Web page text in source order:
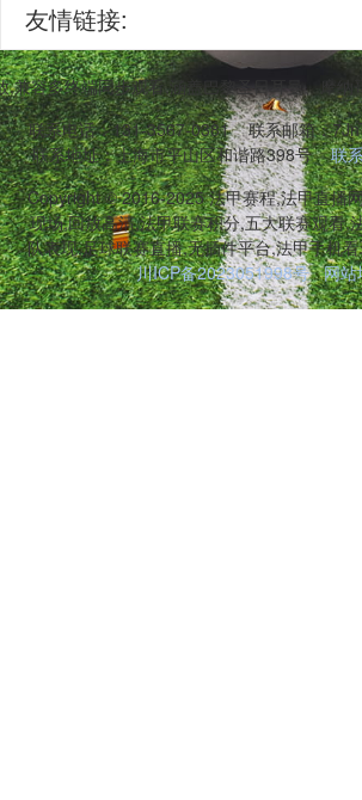
友情链接:
容多终端同步观看,涵盖巴黎圣日耳曼、
联系电话：131-3567-0381
联系邮箱：
联系地址：上海市平山区和谐路398号
联
Copyright © 2016-2025 法甲赛程,法甲直播
现场,回放高清,法甲联赛积分,五大联赛观看,
队表现,足球联赛直播,无插件平台,法甲手机
川ICP备2023051998号 网站